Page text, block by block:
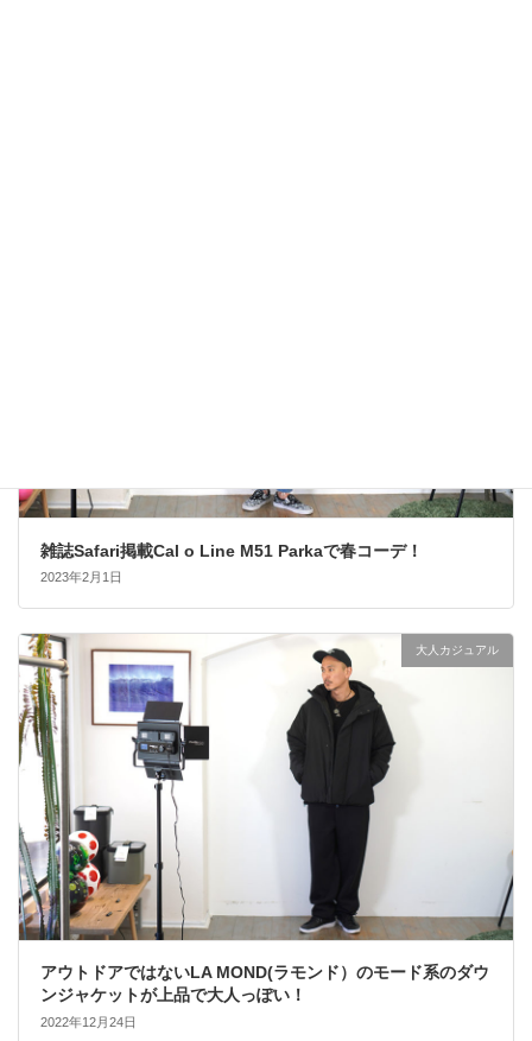
雑誌Safari掲載Cal o Line M51 Parkaで春コーデ！
2023年2月1日
大人カジュアル
アウトドアではないLA MOND(ラモンド）のモード系のダウ
ンジャケットが上品で大人っぽい！
2022年12月24日